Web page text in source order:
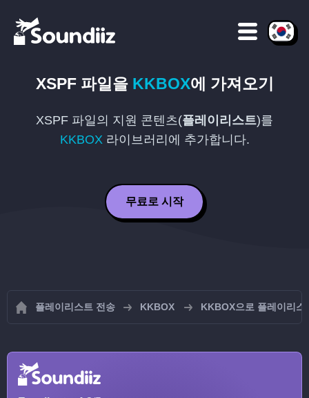
XSPF파일을 KKBOX에 가져오기
XSPF 파일의 지원 콘텐츠(플레이리스트)를
KKBOX라이브러리에 추가합니다.
무료로 시작
플레이리스트 전송 KKBOX KKBOX으로 플레이리스